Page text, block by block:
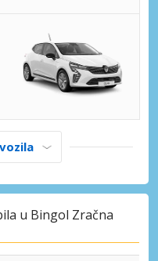
u Bingol Zračna